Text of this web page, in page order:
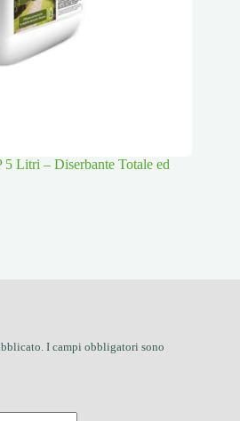
Litri – Diserbante Totale ed
I campi obbligatori sono